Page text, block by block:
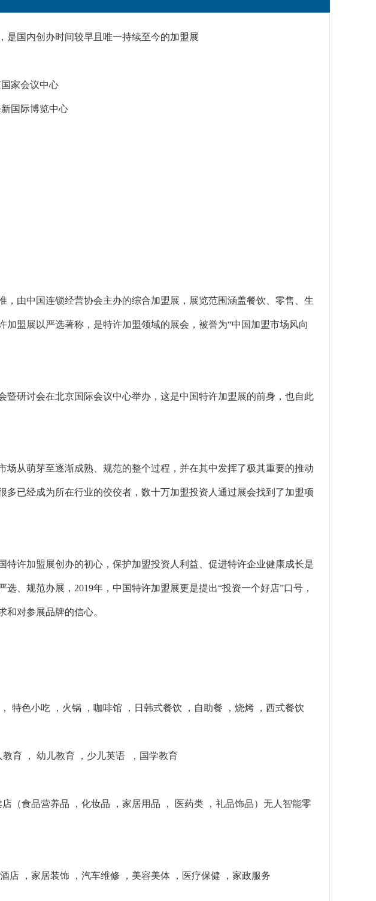
是国内创办时间较早且唯一持续至今的加盟展
家会议中心
国际博览中心
，由中国连锁经营协会主办的综合加盟展，展览范围涵盖餐饮、零售、生
盟展以严选著称，是特许加盟领域的展会，被誉为“中国加盟市场风向
暨研讨会在北京国际会议中心举办，这是中国特许加盟展的前身，也自此
场从萌芽至逐渐成熟、规范的整个过程，并在其中发挥了极其重要的推动
已经成为所在行业的佼佼者，数十万加盟投资人通过展会找到了加盟项
许加盟展创办的初心，保护加盟投资人利益、促进特许企业健康成长是
、规范办展，2019年，中国特许加盟展更是提出“投资一个好店”口号，
对参展品牌的信心。
特色小吃 ，火锅 ，咖啡馆 ，日韩式餐饮 ，自助餐 ，烧烤 ，西式餐饮
育 ， 幼儿教育 ，少儿英语 ，国学教育
（食品营养品 ，化妆品 ，家居用品 ， 医药类 ，礼品饰品）无人智能零
店 ，家居装饰 ，汽车维修 ，美容美体 ，医疗保健 ，家政服务